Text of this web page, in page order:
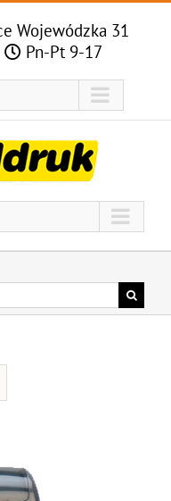
Wojewódzka 31
Pn-Pt 9-17